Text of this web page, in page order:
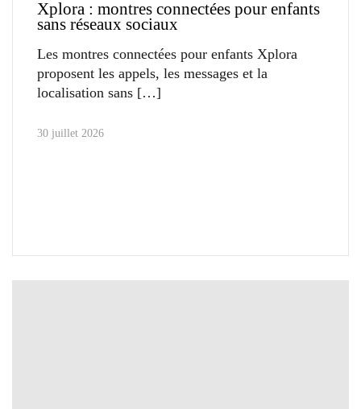
Xplora : montres connectées pour enfants
sans réseaux sociaux
Les montres connectées pour enfants Xplora
proposent les appels, les messages et la
localisation sans
30 juillet 2026